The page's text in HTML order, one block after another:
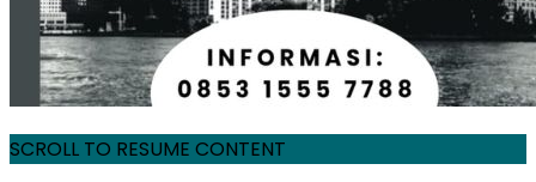
SCROLL TO RESUME CONTENT